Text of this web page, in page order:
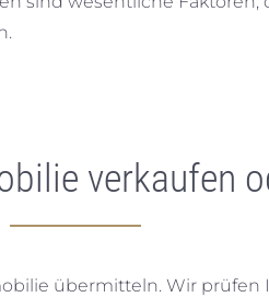
verkaufen
übermitteln. Wir